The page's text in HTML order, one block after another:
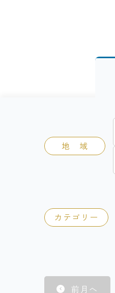
地 域
カテゴリー
前月へ